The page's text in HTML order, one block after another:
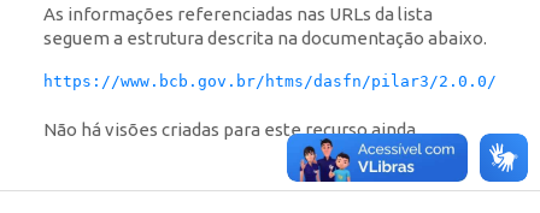
As informações referenciadas nas URLs da lista
seguem a estrutura descrita na documentação abaixo.
https://www.bcb.gov.br/htms/dasfn/pilar3/2.0.0/
Não há visões criadas para este recurso ainda.